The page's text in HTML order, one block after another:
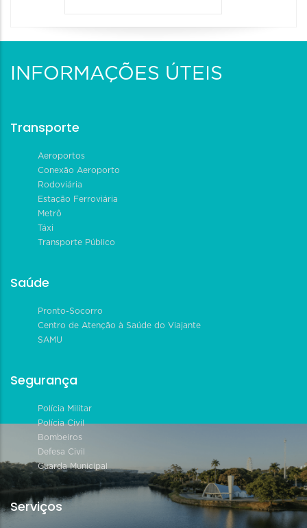
INFORMAÇÕES ÚTEIS
Transporte
Aeroportos
Conexão Aeroporto
Rodoviária
Estação Ferroviária
Metrô
Táxi
Transporte Público
Saúde
Pronto-Socorro
Centro de Atenção à Saúde do Viajante
SAMU
Segurança
Polícia Militar
Polícia Civil
Bombeiros
Defesa Civil
Guarda Municipal
Serviços